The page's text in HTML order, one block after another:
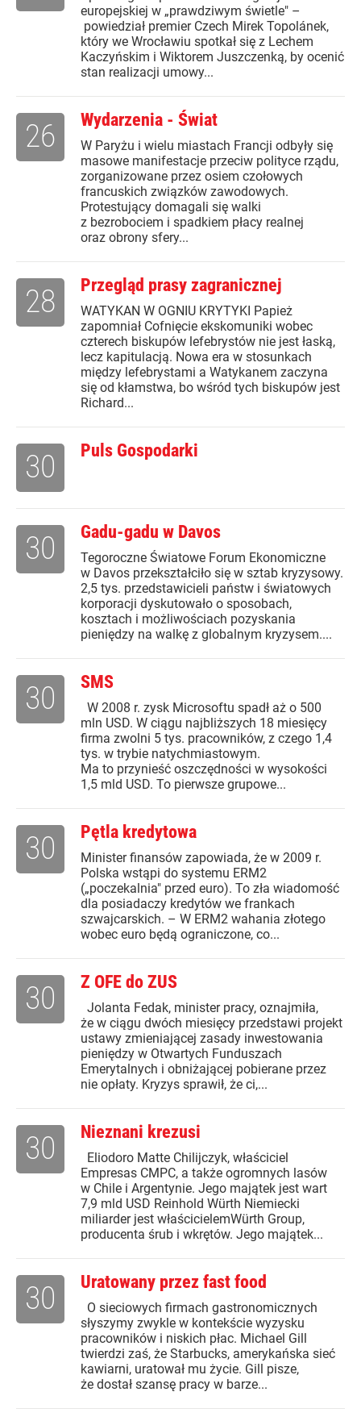
europejskiej w „prawdziwym świetle" –
powiedział premier Czech Mirek Topolánek,
który we Wrocławiu spotkał się z Lechem
Kaczyńskim i Wiktorem Juszczenką, by ocenić
stan realizacji umowy...
Wydarzenia - Świat
W Paryżu i wielu miastach Francji odbyły się
masowe manifestacje przeciw polityce rządu,
zorganizowane przez osiem czołowych
francuskich związków zawodowych.
Protestujący domagali się walki
z bezrobociem i spadkiem płacy realnej
oraz obrony sfery...
26
Przegląd prasy zagranicznej
WATYKAN W OGNIU KRYTYKI Papież
zapomniał Cofnięcie ekskomuniki wobec
czterech biskupów lefebrystów nie jest łaską,
lecz kapitulacją. Nowa era w stosunkach
między lefebrystami a Watykanem zaczyna
się od kłamstwa, bo wśród tych biskupów jest
Richard...
28
Puls Gospodarki
30
Gadu-gadu w Davos
Tegoroczne Światowe Forum Ekonomiczne
w Davos przekształciło się w sztab kryzysowy.
2,5 tys. przedstawicieli państw i światowych
korporacji dyskutowało o sposobach,
kosztach i możliwościach pozyskania
pieniędzy na walkę z globalnym kryzysem....
30
SMS
W 2008 r. zysk Microsoftu spadł aż o 500
mln USD. W ciągu najbliższych 18 miesięcy
firma zwolni 5 tys. pracowników, z czego 1,4
tys. w trybie natychmiastowym.
Ma to przynieść oszczędności w wysokości
1,5 mld USD. To pierwsze grupowe...
30
Pętla kredytowa
Minister finansów zapowiada, że w 2009 r.
Polska wstąpi do systemu ERM2
(„poczekalnia" przed euro). To zła wiadomość
dla posiadaczy kredytów we frankach
szwajcarskich. – W ERM2 wahania złotego
wobec euro będą ograniczone, co...
30
Z OFE do ZUS
Jolanta Fedak, minister pracy, oznajmiła,
że w ciągu dwóch miesięcy przedstawi projekt
ustawy zmieniającej zasady inwestowania
pieniędzy w Otwartych Funduszach
Emerytalnych i obniżającej pobierane przez
nie opłaty. Kryzys sprawił, że ci,...
30
Nieznani krezusi
Eliodoro Matte Chilijczyk, właściciel
Empresas CMPC, a także ogromnych lasów
w Chile i Argentynie. Jego majątek jest wart
7,9 mld USD Reinhold Würth Niemiecki
miliarder jest właścicielemWürth Group,
producenta śrub i wkrętów. Jego majątek...
30
Uratowany przez fast food
O sieciowych firmach gastronomicznych
słyszymy zwykle w kontekście wyzysku
pracowników i niskich płac. Michael Gill
twierdzi zaś, że Starbucks, amerykańska sieć
kawiarni, uratował mu życie. Gill pisze,
że dostał szansę pracy w barze...
30